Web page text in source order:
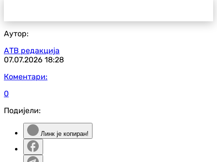
Аутор:
АТВ редакција
07.07.2026 18:28
Коментари:
0
Подијели:
Линк је копиран!